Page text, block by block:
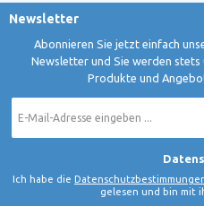
Newsletter
Abonnieren Sie jetzt einfach
Newsletter und Sie werden stets
Produkte und
Mail-
Ich habe die
gelesen und bin mit